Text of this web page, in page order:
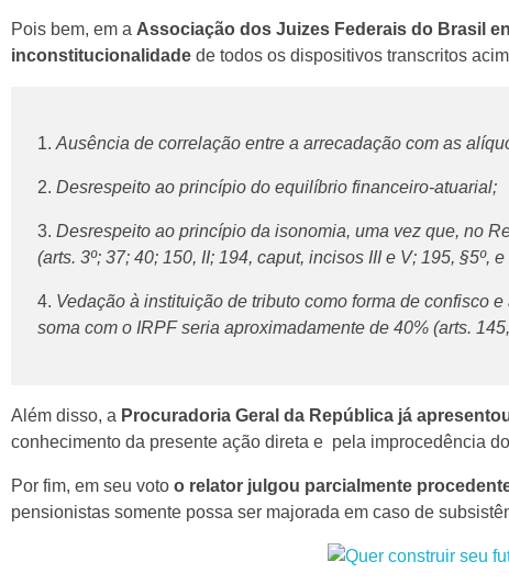
Pois bem, em a Associação dos Juizes Federais do Brasil
inconstitucionalidade de todos os dispositivos transcritos
Ausência de correlação entre a arrecadação com as
Desrespeito ao princípio do equilíbrio financeiro-atuarial;
Desrespeito ao princípio da isonomia, uma vez que, no
(arts. 3º; 37; 40; 150, II; 194, caput, incisos III e V; 195, §5º, e
Vedação à instituição de tributo como forma de confisco
soma com o IRPF seria aproximadamente de 40% (arts.
Além disso, a Procuradoria Geral da República já
conhecimento da presente ação direta e pela improcedência
Por fim, em seu voto o relator julgou parcialmente
pensionistas somente possa ser majorada em caso de